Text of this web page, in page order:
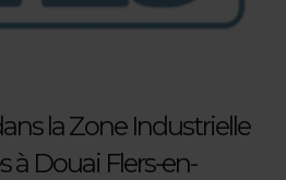
la Zone Industrielle
à Douai Flers-en-